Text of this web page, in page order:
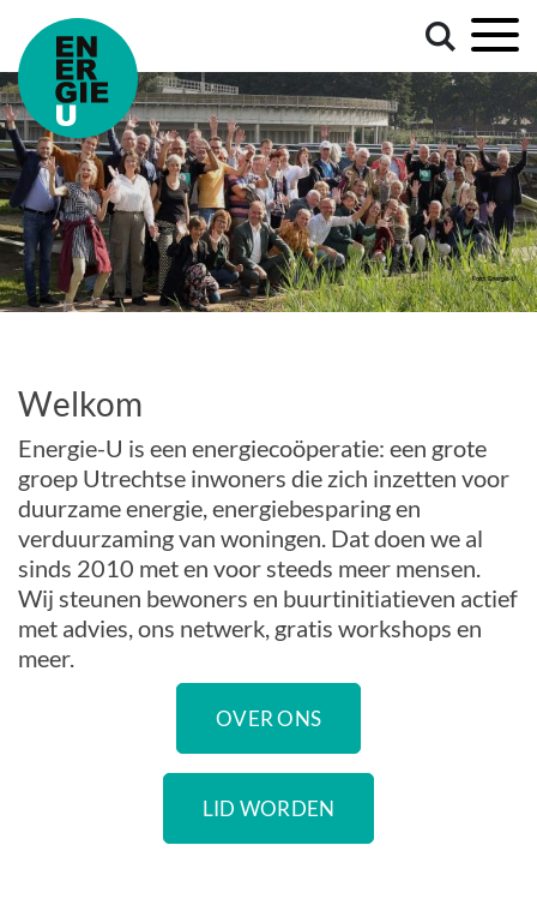
Welkom
Energie-U is een energiecoöperatie: een grote
groep Utrechtse inwoners die zich inzetten voor
duurzame energie, energiebesparing en
verduurzaming van woningen. Dat doen we al
sinds 2010 met en voor steeds meer mensen.
Wij steunen bewoners en buurtinitiatieven actief
met advies, ons netwerk, gratis workshops en
meer.
OVER ONS
LID WORDEN